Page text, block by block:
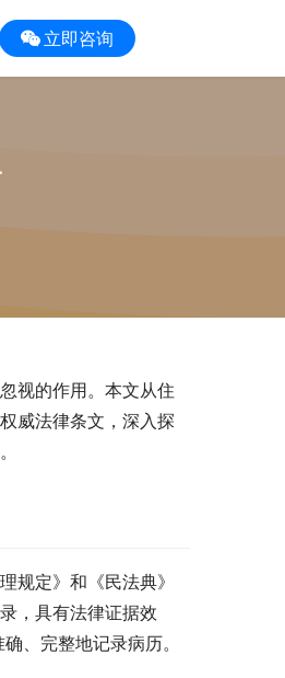
立即咨询
视的作用。本文从住
威法律条文，深入探
规定》和《民法典》
，具有法律证据效
、完整地记录病历。